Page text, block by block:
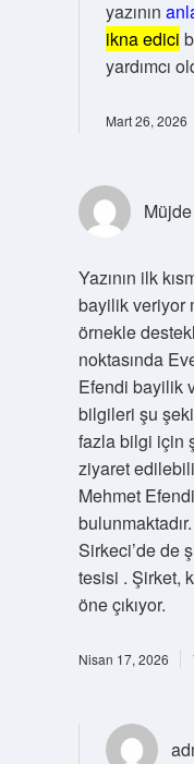
yazının
ikna edici
yardımcı
Mart 26, 2026
Müjde
Yazının ilk
bayilik veriyor
örnekle
noktasında
Efendi bayilik
bilgileri şu
fazla bilgi için
ziyaret
Mehmet
Sirkeci’de de
tesisi . Şirket,
öne çıkıyor.
Nisan 17, 2026